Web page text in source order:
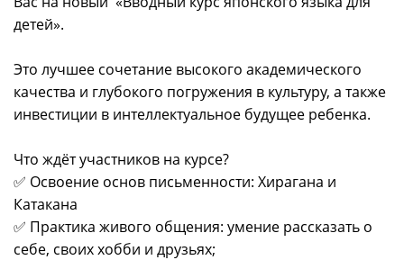
детей».
Это лучшее сочетание высокого академического
качества и глубокого погружения в культуру, а также
инвестиции в интеллектуальное будущее ребенка.
Что ждёт участников на курсе?
✅ Освоение основ письменности: Хирагана и
Катакана
✅ Практика живого общения: умение рассказать о
себе, своих хобби и друзьях;